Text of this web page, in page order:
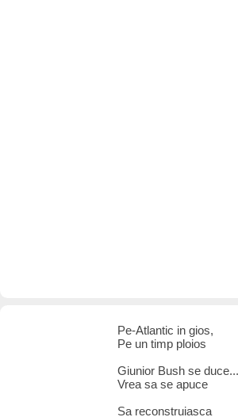
Pe-Atlantic in gios,
Pe un timp ploios
Giunior Bush se duce...
Vrea sa se apuce
Sa reconstruiasca